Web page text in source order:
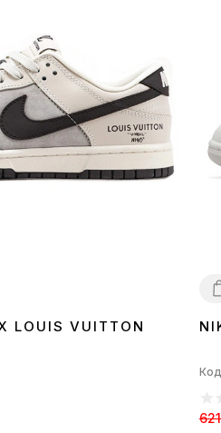
LOUIS VUITTON